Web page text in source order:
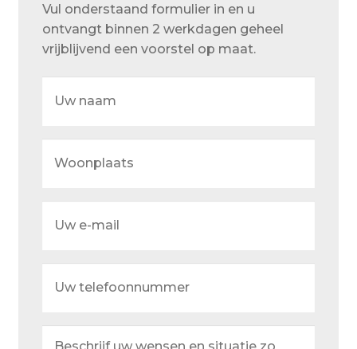
Over ons
Retouren – Geschillen – Garantie
Service en onderhoud
Verzending en bezorging
Vul onderstaand formulier in en u
ontvangt binnen 2 werkdagen geheel
vrijblijvend een voorstel op maat.
naam
telefoonnummer